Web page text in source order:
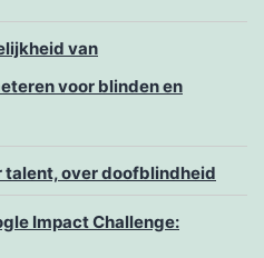
van
voor blinden en
talent, over doofblindheid
Impact Challenge: